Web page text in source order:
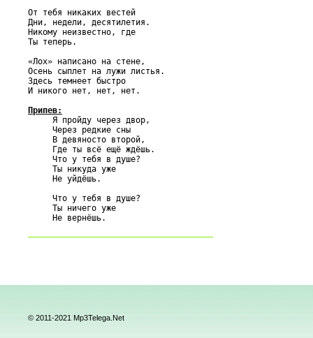
От тебя никаких вестей
Дни, недели, десятилетия.
Никому неизвестно, где
Ты теперь.
«Лох» написано на стене,
Осень сыплет на лужи листья.
Здесь темнеет быстро
И никого нет, нет, нет.
Припев:
Я пройду через двор,
     Через редкие сны
     В девяносто второй,
     Где ты всё ещё ждёшь.
     Что у тебя в душе?
     Ты никуда уже
     Не уйдёшь.
     Что у тебя в душе?
     Ты ничего уже
© 2011-2021 Mp3Telega.Net